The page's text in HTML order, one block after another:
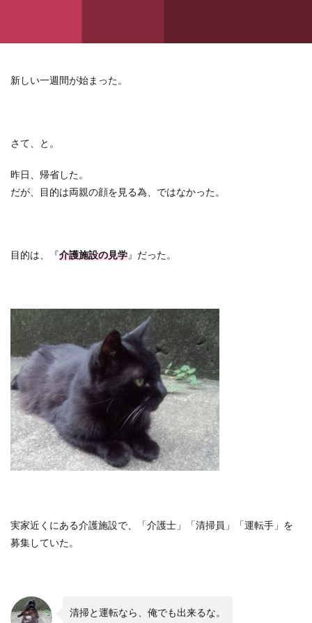
新しい一週間が始まった。
さて、と。
昨日、帰省した。
だが、目的は両親の顔を見る為、ではなかった。
目的は、『介護施設の見学』だった。
実家近くにある介護施設で、「介護士」「清掃員」「運転手」を
募集していた。
清掃と運転なら、俺でも出来るな。